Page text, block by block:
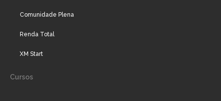
Comunidade Plena
Renda Total
XM Start
Cursos